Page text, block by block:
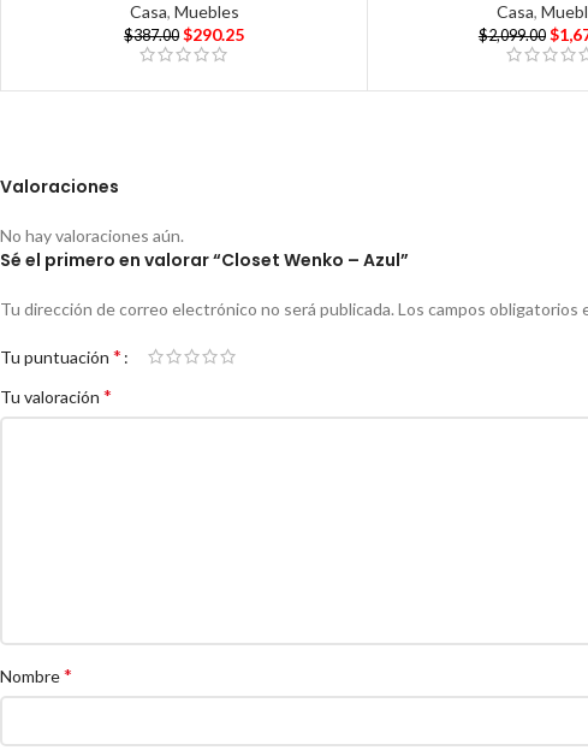
Casa, Muebles
$387.00 $290.25
Casa,
$2,099.00 $
Valoraciones
No hay valoraciones aún.
Sé el primero en valorar “Closet Wenko – Azul”
Tu dirección de correo electrónico no será publicada. Los campos obligatorios
Tu puntuación *
Tu valoración *
Nombre*